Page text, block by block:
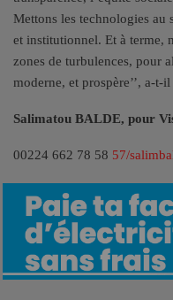
Mettons les technologies au
et institutionnel. Et à terme,
zones de turbulences, pour
moderne, et prospère’’, a-t-
Salimatou BALDE, pour
00224 662 78 58 57/